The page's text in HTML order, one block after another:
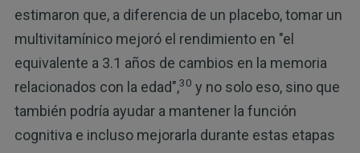
estimaron que, a diferencia de un placebo, tomar un
multivitamínico mejoró el rendimiento en "el
equivalente a 3.1 años de cambios en la memoria
relacionados con la edad",30 y no solo eso, sino que
también podría ayudar a mantener la función
cognitiva e incluso mejorarla durante estas etapas